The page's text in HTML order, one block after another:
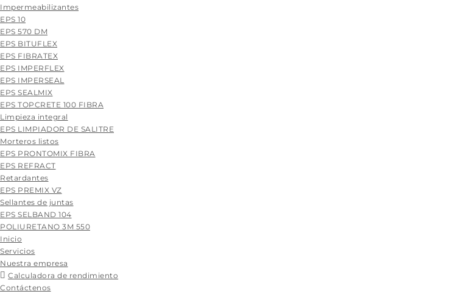
Impermeabilizantes
EPS 10
EPS 570 DM
EPS BITUFLEX
EPS FIBRATEX
EPS IMPERFLEX
EPS IMPERSEAL
EPS SEALMIX
EPS TOPCRETE 100 FIBRA
Limpieza integral
EPS LIMPIADOR DE SALITRE
Morteros listos
EPS PRONTOMIX FIBRA
EPS REFRACT
Retardantes
EPS PREMIX VZ
Sellantes de juntas
EPS SELBAND 104
POLIURETANO 3M 550
Skip
to
content
Inicio
Servicios
Nuestra empresa
Calculadora de rendimiento
Contáctenos